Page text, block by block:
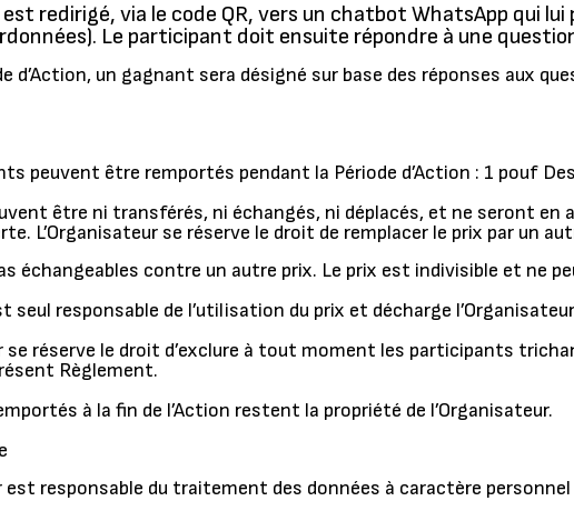
redirigé, via le code QR, vers un chatbot WhatsApp qui
Le participant doit ensuite répondre à une
d’Action, un gagnant sera désigné sur base des réponses aux
peuvent être remportés pendant la Période d’Action : 1 pouf
être ni transférés, ni échangés, ni déplacés, et ne seront en
L’Organisateur se réserve le droit de remplacer le prix par un
échangeables contre un autre prix. Le prix est indivisible et ne
seul responsable de l’utilisation du prix et décharge
se réserve le droit d’exclure à tout moment les participants
Règlement.
à la fin de l’Action restent la propriété de l’Organisateur.
est responsable du traitement des données à caractère